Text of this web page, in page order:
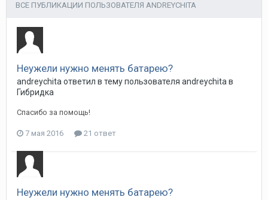
ВСЕ ПУБЛИКАЦИИ ПОЛЬЗОВАТЕЛЯ ANDREYCHITA
Неужели нужно менять батарею?
andreychita ответил в тему пользователя andreychita в
Гибридка
Спасибо за помощь!
7 мая 2016 21 ответ
Неужели нужно менять батарею?